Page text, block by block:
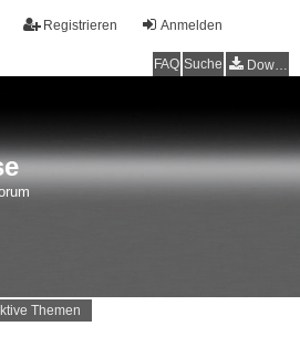
Anmelden
Registrieren
FAQ Suche Downloads
Themen